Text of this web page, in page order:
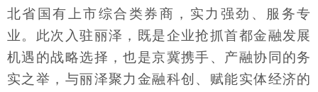
北省国有上市综合类券商，实力强劲、服务专
业。此次入驻丽泽，既是企业抢抓首都金融发展
机遇的战略选择，也是京冀携手、产融协同的务
实之举，与丽泽聚力金融科创、赋能实体经济的